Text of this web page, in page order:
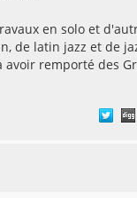
en solo et
de latin jazz et de
remporté des